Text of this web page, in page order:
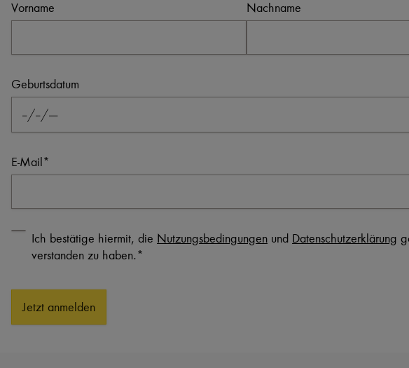
Vorname Nachname
Geburtsdatum
E-Mail *
Ich bestätige hiermit, die Nutzungsbedingungen und Datenschutzerklärung
verstanden zu haben.*
Jetzt anmelden